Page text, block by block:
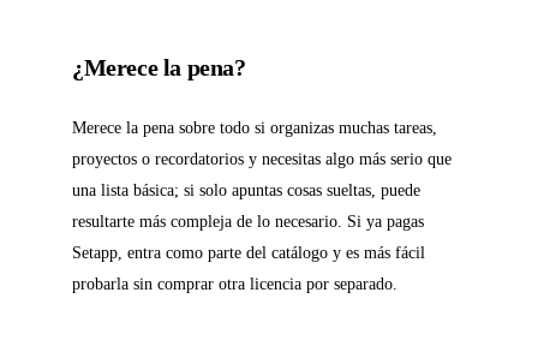
¿Merece la pena?
Merece la pena sobre todo si organizas muchas tareas,
proyectos o recordatorios y necesitas algo más serio que
una lista básica; si solo apuntas cosas sueltas, puede
resultarte más compleja de lo necesario. Si ya pagas
Setapp, entra como parte del catálogo y es más fácil
probarla sin comprar otra licencia por separado.